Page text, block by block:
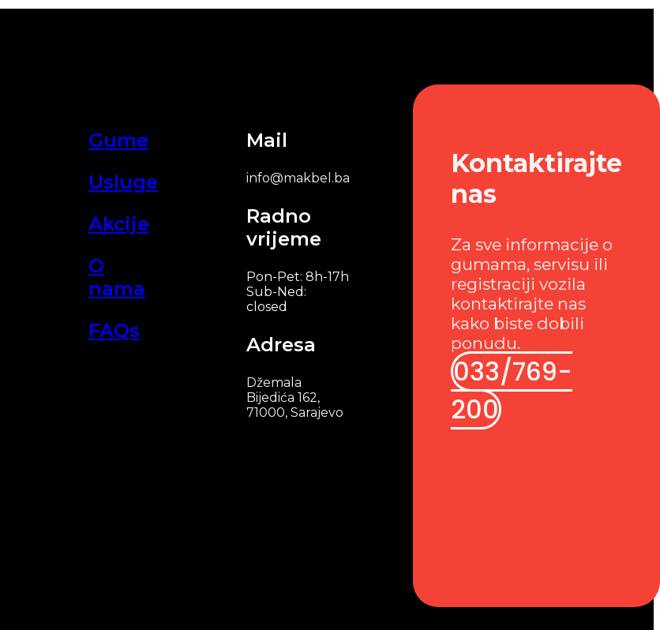
Gume
Usluge
Akcije
O
nama
FAQs
Mail
info@makbel.ba
Radno
vrijeme
Pon-Pet: 8h-17h
Sub-Ned:
closed
Adresa
Džemala
Bijedića 162,
71000, Sarajevo
Kontaktirajte
nas
Za sve informacije o
gumama, servisu ili
registraciji vozila
kontaktirajte nas
kako biste dobili
ponudu.
033/769-
200